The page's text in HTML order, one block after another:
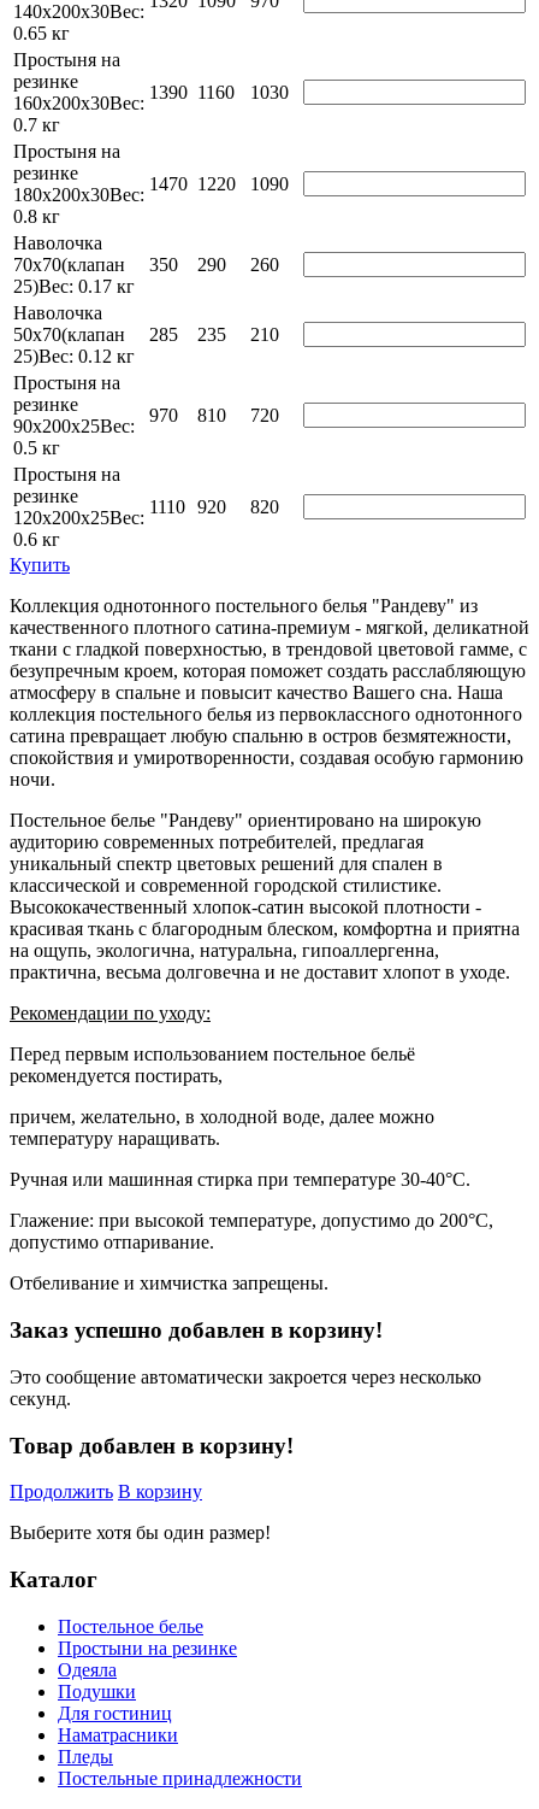
140х200х30Вес:
0.65 кг
Простыня на
резинке
160х200х30Вес:
0.7 кг
1390 1160 1030
Простыня на
резинке
180х200х30Вес:
0.8 кг
1470 1220 1090
Наволочка
70х70(клапан
25)Вес: 0.17 кг
350 290 260
Наволочка
50х70(клапан
25)Вес: 0.12 кг
285 235 210
Простыня на
резинке
90х200х25Вес:
0.5 кг
970 810 720
Простыня на
резинке
120х200х25Вес:
0.6 кг
1110 920 820
Купить
Коллекция однотонного постельного белья "Рандеву" из
качественного плотного сатина-премиум - мягкой, деликатной
ткани с гладкой поверхностью, в трендовой цветовой гамме, с
безупречным кроем, которая поможет создать расслабляющую
атмосферу в спальне и повысит качество Вашего сна. Наша
коллекция постельного белья из первоклассного однотонного
сатина превращает любую спальню в остров безмятежности,
спокойствия и умиротворенности, создавая особую гармонию
ночи.
Постельное белье "Рандеву" ориентировано на широкую
аудиторию современных потребителей, предлагая
уникальный спектр цветовых решений для спален в
классической и современной городской стилистике.
Высококачественный хлопок-сатин высокой плотности -
красивая ткань с благородным блеском, комфортна и приятна
на ощупь, экологична, натуральна, гипоаллергенна,
практична, весьма долговечна и не доставит хлопот в уходе.
Рекомендации по уходу:
Перед первым использованием постельное бельё
рекомендуется постирать,
причем, желательно, в холодной воде, далее можно
температуру наращивать.
Ручная или машинная стирка при температуре 30-40°С.
Глажение: при высокой температуре, допустимо до 200°С,
допустимо отпаривание.
Отбеливание и химчистка запрещены.
Заказ успешно добавлен в корзину!
Это сообщение автоматически закроется через несколько
секунд.
Товар добавлен в корзину!
Продолжить В корзину
Выберите хотя бы один размер!
Каталог
Постельное белье
Простыни на резинке
Одеяла
Подушки
Для гостиниц
Наматрасники
Пледы
Постельные принадлежности